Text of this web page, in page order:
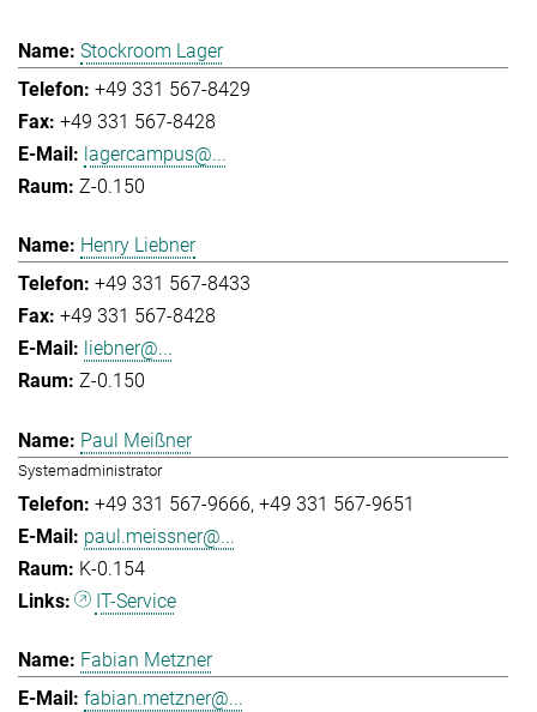
Stockroom Lager
+49 331 567-8429
+49 331 567-8428
lagercampus@...
Z-0.150
Henry Liebner
+49 331 567-8433
+49 331 567-8428
liebner@...
Z-0.150
Paul Meißner
Systemadministrator
+49 331 567-9666 +49 331 567-9651
paul.meissner@...
K-0.154
IT-Service
Fabian Metzner
fabian.metzner@...